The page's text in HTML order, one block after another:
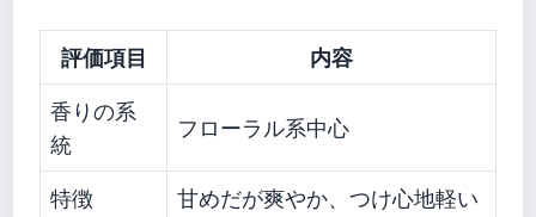
評価項目 内容
香りの系
統
フローラル系中心
特徴
甘めだが爽やか、つけ心地軽い